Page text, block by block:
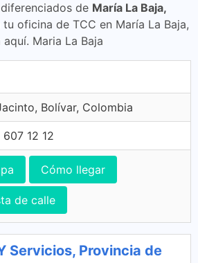
de María La Baja,
tu oficina de TCC en María La Baja,
Maria La Baja
Bolívar, Colombia
12 12
Cómo llegar
de calle
Servicios, Provincia de